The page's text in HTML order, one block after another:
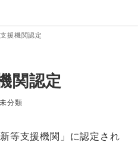
援機関認定
関認定
ゴリー
未分類
等支援機関」に認定され